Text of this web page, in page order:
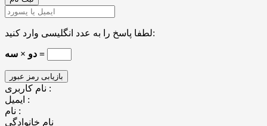
لطفا پاسخ را به عدد انگلیسی وارد کنید:
دو × سه =
نام کاربری :
ایمیل :
نام :
نام خانوادگی